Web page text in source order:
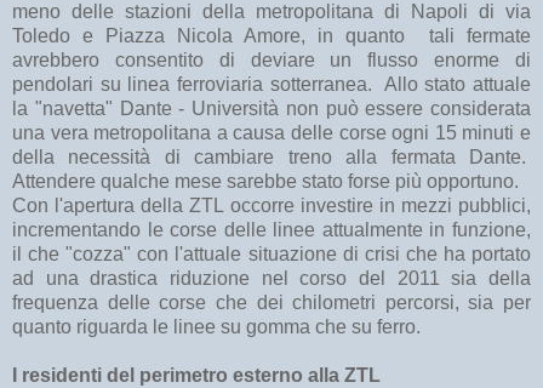
meno delle stazioni della metropolitana di Napoli di via
Toledo e Piazza Nicola Amore, in quanto tali fermate
avrebbero consentito di deviare un flusso enorme di
pendolari su linea ferroviaria sotterranea. Allo stato attuale
la "navetta" Dante - Università non può essere considerata
una vera metropolitana a causa delle corse ogni 15 minuti e
della necessità di cambiare treno alla fermata Dante.
Attendere qualche mese sarebbe stato forse più opportuno.
Con l'apertura della ZTL occorre investire in mezzi pubblici,
incrementando le corse delle linee attualmente in funzione,
il che "cozza" con l'attuale situazione di crisi che ha portato
ad una drastica riduzione nel corso del 2011 sia della
frequenza delle corse che dei chilometri percorsi, sia per
quanto riguarda le linee su gomma che su ferro.
I residenti del perimetro esterno alla ZTL